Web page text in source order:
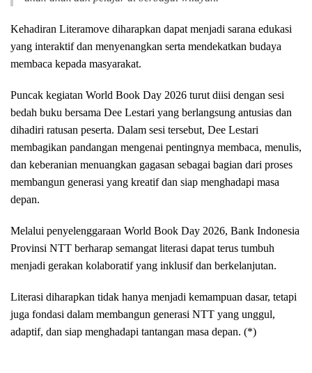
Kehadiran Literamove diharapkan dapat menjadi sarana edukasi
yang interaktif dan menyenangkan serta mendekatkan budaya
membaca kepada masyarakat.
Puncak kegiatan World Book Day 2026 turut diisi dengan sesi
bedah buku bersama Dee Lestari yang berlangsung antusias dan
dihadiri ratusan peserta. Dalam sesi tersebut, Dee Lestari
membagikan pandangan mengenai pentingnya membaca, menulis,
dan keberanian menuangkan gagasan sebagai bagian dari proses
membangun generasi yang kreatif dan siap menghadapi masa
depan.
Melalui penyelenggaraan World Book Day 2026, Bank Indonesia
Provinsi NTT berharap semangat literasi dapat terus tumbuh
menjadi gerakan kolaboratif yang inklusif dan berkelanjutan.
Literasi diharapkan tidak hanya menjadi kemampuan dasar, tetapi
juga fondasi dalam membangun generasi NTT yang unggul,
adaptif, dan siap menghadapi tantangan masa depan. (*)